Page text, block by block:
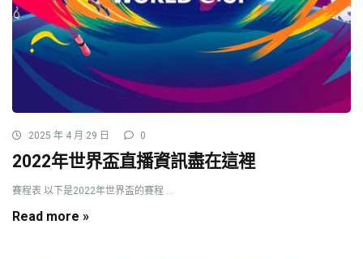
2025 年 4 月 29 日 0
2022年世界盃直播資訊盡在這裡
賽程表 以下是2022年世界盃的賽程 ...
Read more »